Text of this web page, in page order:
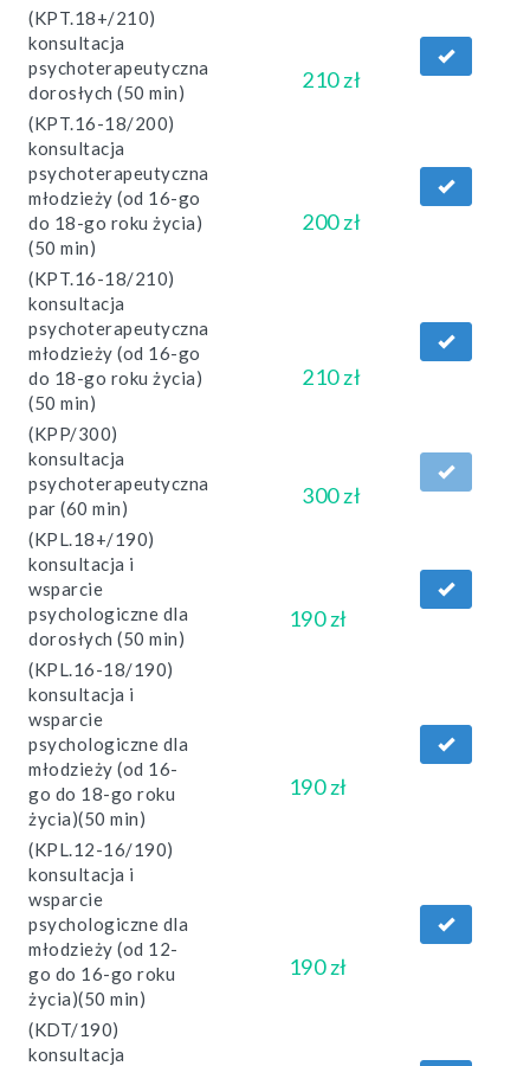
(KPT.18+/210)
konsultacja
psychoterapeutyczna
dorosłych (50 min)
210 zł
(KPT.16-18/200)
konsultacja
psychoterapeutyczna
młodzieży (od 16-go
do 18-go roku życia)
(50 min)
200 zł
(KPT.16-18/210)
konsultacja
psychoterapeutyczna
młodzieży (od 16-go
do 18-go roku życia)
(50 min)
210 zł
(KPP/300)
konsultacja
psychoterapeutyczna
par (60 min)
300 zł
(KPL.18+/190)
konsultacja i
wsparcie
psychologiczne dla
dorosłych (50 min)
190 zł
(KPL.16-18/190)
konsultacja i
wsparcie
psychologiczne dla
młodzieży (od 16-
go do 18-go roku
życia)(50 min)
190 zł
(KPL.12-16/190)
konsultacja i
wsparcie
psychologiczne dla
młodzieży (od 12-
go do 16-go roku
życia)(50 min)
190 zł
(KDT/190)
konsultacja